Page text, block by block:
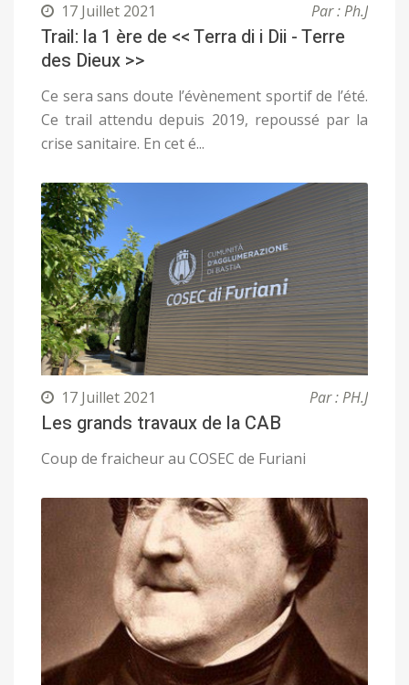
17 Juillet 2021 Par : Ph.J
Trail: la 1 ère de << Terra di i Dii - Terre
des Dieux >>
Ce sera sans doute l’évènement sportif de l’été.
Ce trail attendu depuis 2019, repoussé par la
crise sanitaire. En cet é...
17 Juillet 2021 Par : PH.J
Les grands travaux de la CAB
Coup de fraicheur au COSEC de Furiani